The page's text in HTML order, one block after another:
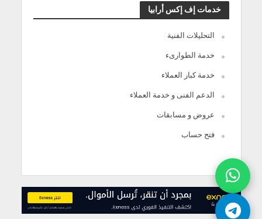
خدمات إف إكس أرابيا
التحليلات الفنية
خدمة الطوارىء
خدمة كبار العملاء
الدعم الفنى و خدمة العملاء
عروض و مسابقات
فتح حساب